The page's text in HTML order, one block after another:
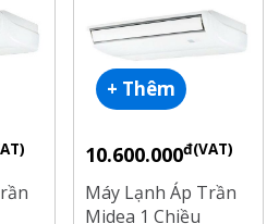
+ Thêm
10.600.000đ(VAT)
Máy Lạnh Áp Trần
Midea 1 Chiều